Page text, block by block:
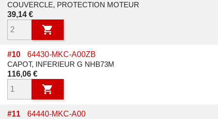
COUVERCLE, PROTECTION MOTEUR
Prix
39,14 €

#10
64430-MKC-A00ZB
CAPOT, INFERIEUR G NHB73M
Prix
116,06 €

#11
64440-MKC-A00